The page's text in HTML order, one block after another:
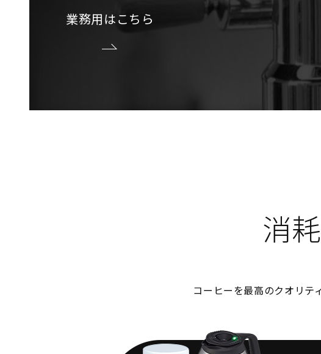
業務用はこちら
消
コーヒーを最高のクオリテ